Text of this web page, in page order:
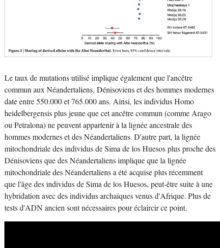
Le taux de mutations utilisé implique également que l'ancêtre
commun aux Néandertaliens, Dénisoviens et des hommes modernes
date entre 550.000 et 765.000 ans. Ainsi, les individus Homo
heidelbergensis plus jeune que cet ancêtre commun (comme Arago
ou Petralona) ne peuvent appartenir à la lignée ancestrale des
hommes modernes et des Néandertaliens. D'autre part, la lignée
mitochondriale des individus de Sima de los Huesos plus proche des
Dénisoviens que des Néandertaliens implique que la lignée
mitochondriale des Néandertaliens a été acquise plus récemment
que l'âge des individus de Sima de los Huesos, peut-être suite à une
hybridation avec des individus archaïques venus d'Afrique. Plus de
tests d'ADN ancien sont nécessaires pour éclaircir ce point.